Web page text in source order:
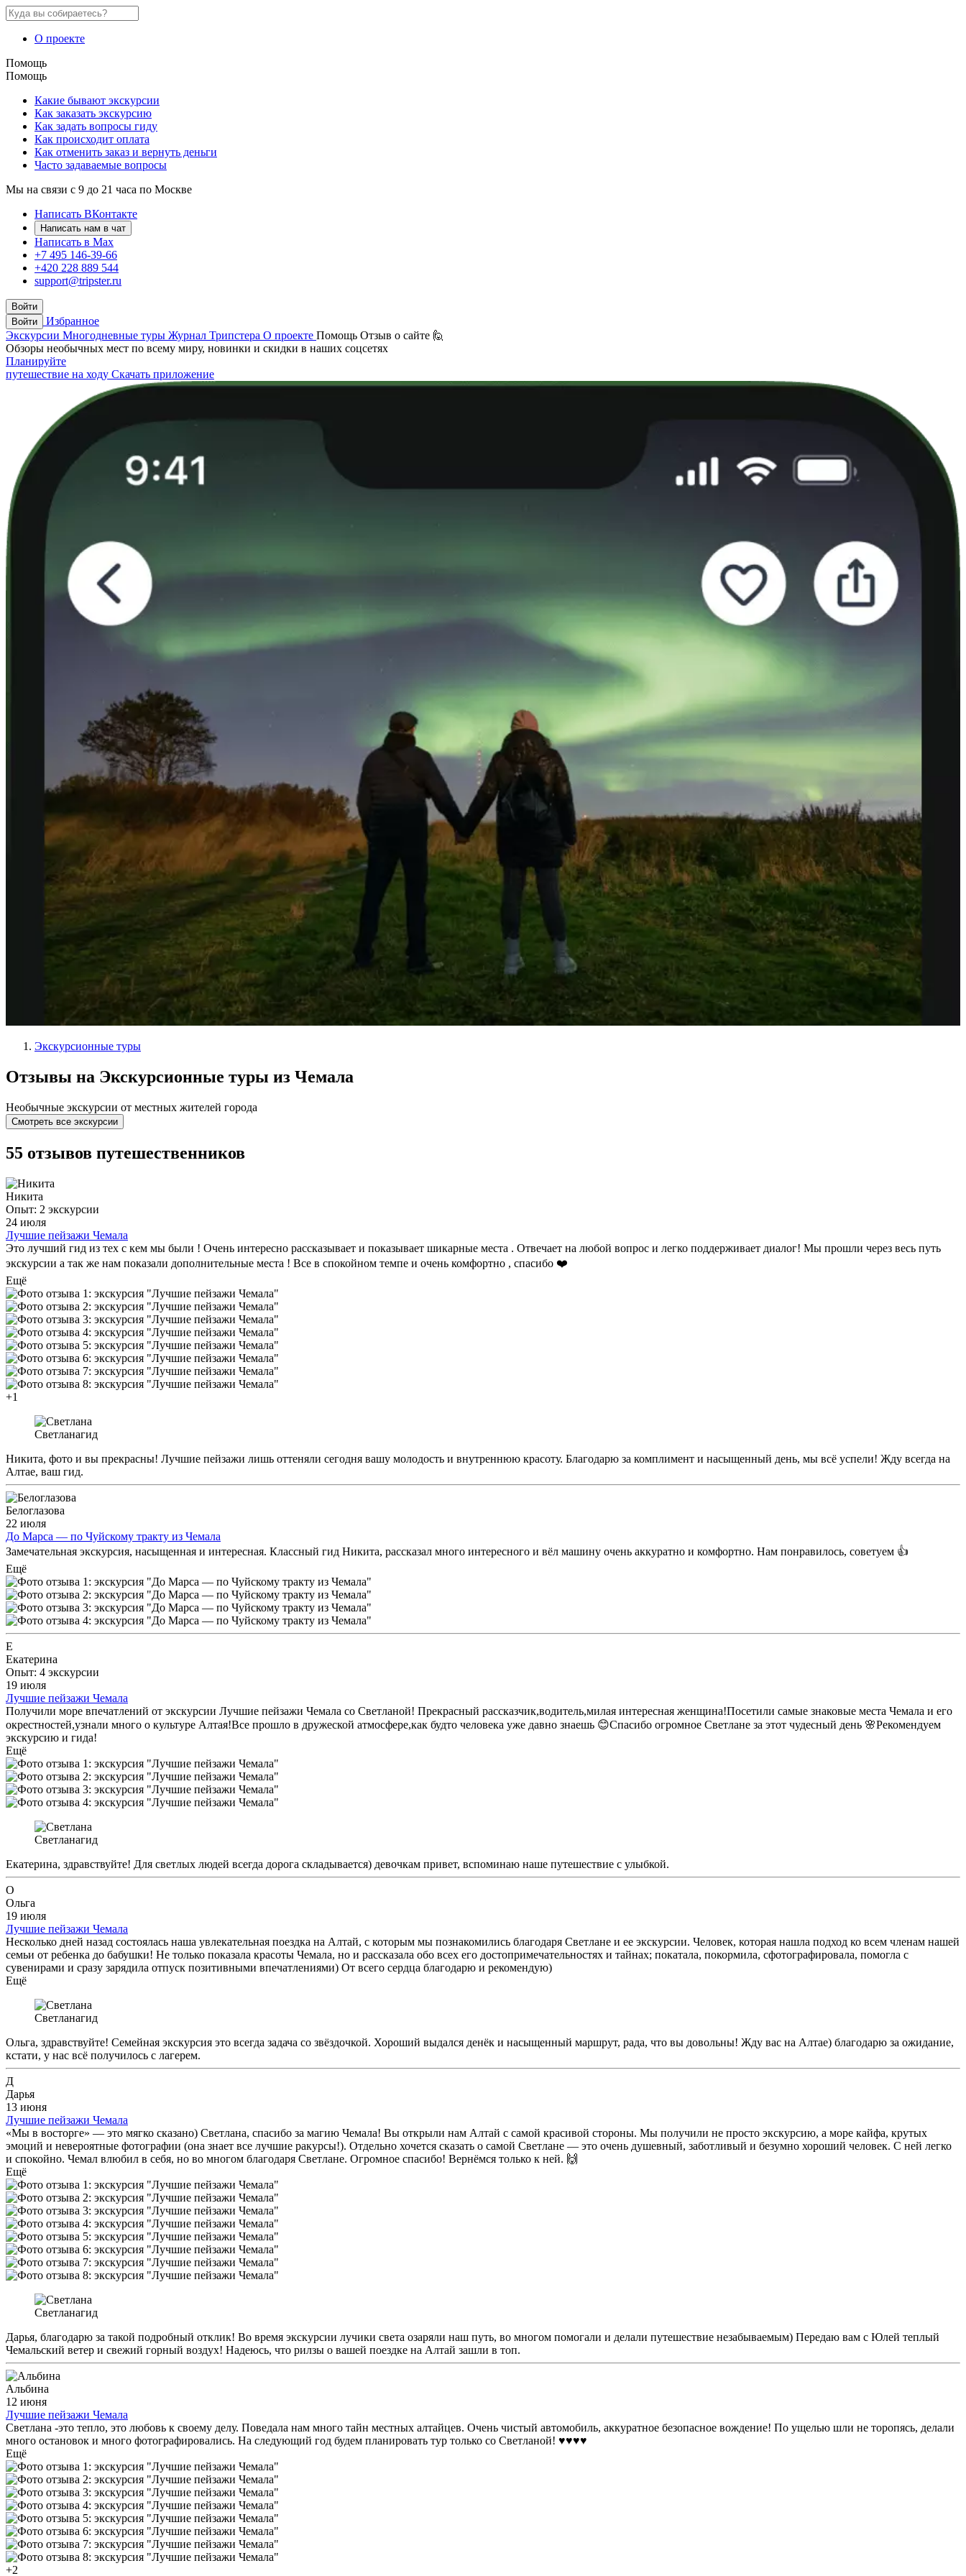
О проекте
Помощь
Помощь
Какие бывают экскурсии
Как заказать экскурсию
Как задать вопросы гиду
Как происходит оплата
Как отменить заказ и вернуть деньги
Часто задаваемые вопросы
Мы на связи с 9 до 21 часа по Москве
Написать ВКонтакте
Написать нам в чат
Написать в Max
+7 495 146-39-66
+420 228 889 544
support@tripster.ru
Войти
Войти
Избранное
Экскурсии Многодневные туры Журнал Трипстера О проекте Помощь Отзыв о сайте 🙋
Обзоры необычных мест по всему миру, новинки и скидки в наших соцсетях
Планируйте
путешествие на ходу Скачать приложение
Экскурсионные туры
Отзывы на Экскурсионные туры из Чемалa
Необычные экскурсии от местных жителей города
Смотреть все экскурсии
55 отзывов путешественников
Никита
Опыт: 2 экскурсии
24 июля
Лучшие пейзажи Чемала
Это лучший гид из тех с кем мы были ! Очень интересно рассказывает и показывает шикарные места . Отвечает на любой вопрос и легко поддерживает диалог! Мы прошли через весь путь
экскурсии а так же нам показали дополнительные места ! Все в спокойном темпе и очень комфортно , спасибо ❤️
Ещё
+1
Светланагид
Никита, фото и вы прекрасны! Лучшие пейзажи лишь оттеняли сегодня вашу молодость и внутреннюю красоту. Благодарю за комплимент и насыщенный день, мы всё успели! Жду всегда на
Алтае, ваш гид.
Белоглазова
22 июля
До Марса — по Чуйскому тракту из Чемала
Замечательная экскурсия, насыщенная и интересная. Классный гид Никита, рассказал много интересного и вёл машину очень аккуратно и комфортно. Нам понравилось, советуем 👍
Ещё
Е
Екатерина
Опыт: 4 экскурсии
19 июля
Лучшие пейзажи Чемала
Получили море впечатлений от экскурсии Лучшие пейзажи Чемала со Светланой! Прекрасный рассказчик,водитель,милая интересная женщина!Посетили самые знаковые места Чемала и его
окрестностей,узнали много о культуре Алтая!Все прошло в дружеской атмосфере,как будто человека уже давно знаешь 😊Спасибо огромное Светлане за этот чудесный день 🌸Рекомендуем
экскурсию и гида!
Ещё
Светланагид
Екатерина, здравствуйте! Для светлых людей всегда дорога складывается) девочкам привет, вспоминаю наше путешествие с улыбкой.
О
Ольга
19 июля
Лучшие пейзажи Чемала
Несколько дней назад состоялась наша увлекательная поездка на Алтай, с которым мы познакомились благодаря Светлане и ее экскурсии. Человек, которая нашла подход ко всем членам нашей
семьи от ребенка до бабушки! Не только показала красоты Чемала, но и рассказала обо всех его достопримечательностях и тайнах; покатала, покормила, сфотографировала, помогла с
сувенирами и сразу зарядила отпуск позитивными впечатлениями) От всего сердца благодарю и рекомендую)
Ещё
Светланагид
Ольга, здравствуйте! Семейная экскурсия это всегда задача со звёздочкой. Хороший выдался денёк и насыщенный маршрут, рада, что вы довольны! Жду вас на Алтае) благодарю за ожидание,
кстати, у нас всё получилось с лагерем.
Д
Дарья
13 июня
Лучшие пейзажи Чемала
«Мы в восторге» — это мягко сказано) Светлана, спасибо за магию Чемала! Вы открыли нам Алтай с самой красивой стороны. Мы получили не просто экскурсию, а море кайфа, крутых
эмоций и невероятные фотографии (она знает все лучшие ракурсы!). Отдельно хочется сказать о самой Светлане — это очень душевный, заботливый и безумно хороший человек. С ней легко
и спокойно. Чемал влюбил в себя, но во многом благодаря Светлане. Огромное спасибо! Вернёмся только к ней. 🙌
Ещё
Светланагид
Дарья, благодарю за такой подробный отклик! Во время экскурсии лучики света озаряли наш путь, во многом помогали и делали путешествие незабываемым) Передаю вам с Юлей теплый
Чемальский ветер и свежий горный воздух! Надеюсь, что рилзы о вашей поездке на Алтай зашли в топ.
Альбина
12 июня
Лучшие пейзажи Чемала
Светлана -это тепло, это любовь к своему делу. Поведала нам много тайн местных алтайцев. Очень чистый автомобиль, аккуратное безопасное вождение! По ущелью шли не торопясь, делали
много остановок и много фотографировались. На следующий год будем планировать тур только со Светланой! ♥️♥️♥️♥️
Ещё
+2